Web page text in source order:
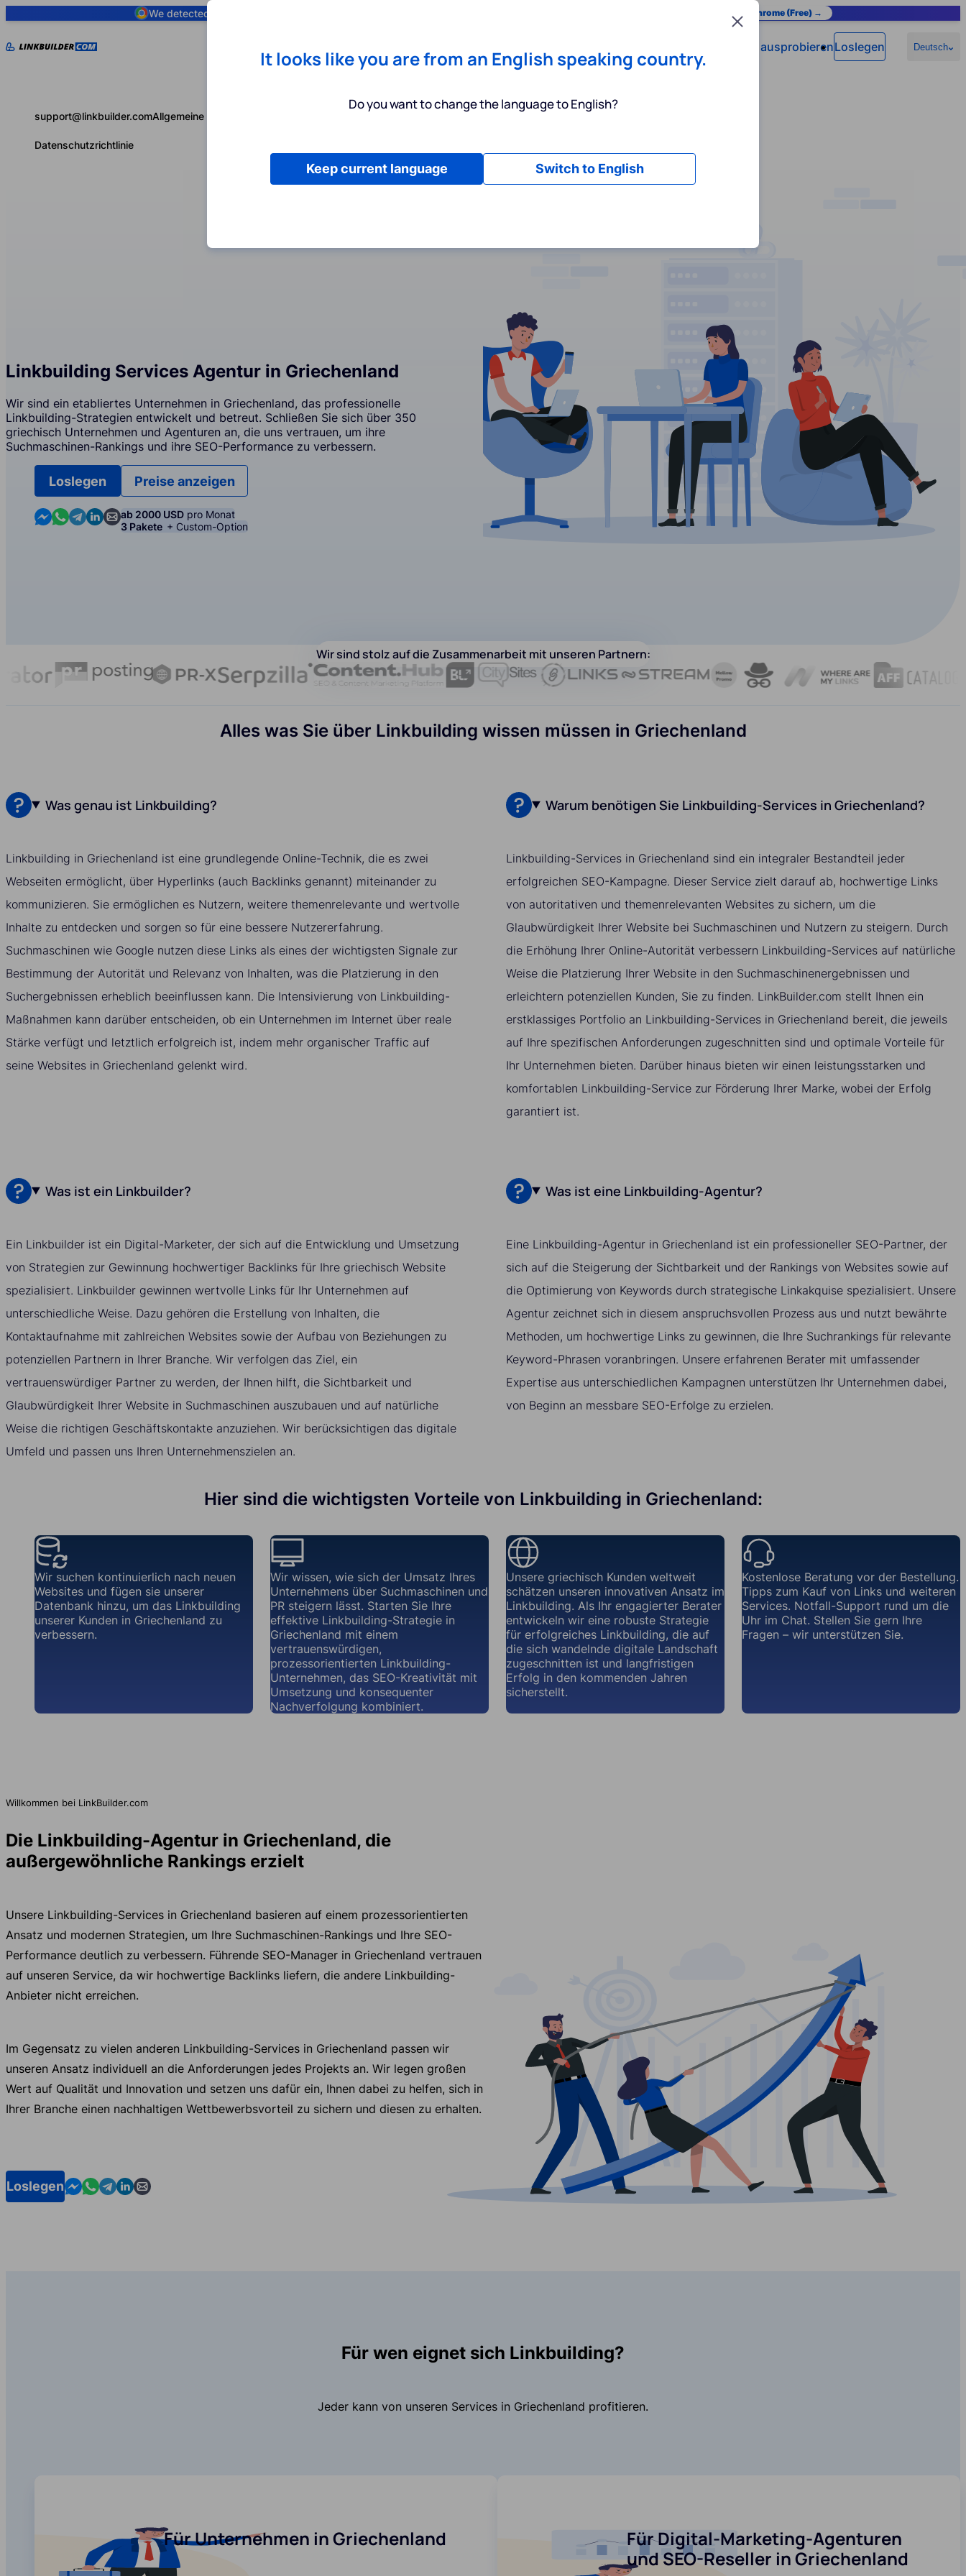
We detected you are using Add to Chrome (Free) →
Jetzt ausprobierenLoslegen Deutsch
support@linkbuilder.comAllgemeine Geschäftsbedingungen
Datenschutzrichtlinie
Linkbuilding Services Agentur in Griechenland
Wir sind ein etabliertes Unternehmen in Griechenland, das professionelle
Linkbuilding-Strategien entwickelt und betreut. Schließen Sie sich über 350
griechisch Unternehmen und Agenturen an, die uns vertrauen, um ihre
Suchmaschinen-Rankings und ihre SEO-Performance zu verbessern.
Loslegen
Contact us in Messenger
Contact us in WhatsApp
Contact us in Telegram
Contact us in Linkedin
Contact us by email
Preise anzeigen
ab 2000 USD pro Monat
3 Pakete + Custom-Option
Wir sind stolz auf die Zusammenarbeit mit unseren Partnern:
Alles was Sie über Linkbuilding wissen müssen in Griechenland
Was genau ist Linkbuilding?
Linkbuilding in Griechenland ist eine grundlegende Online-Technik, die es zwei
Webseiten ermöglicht, über Hyperlinks (auch Backlinks genannt) miteinander zu
kommunizieren. Sie ermöglichen es Nutzern, weitere themenrelevante und wertvolle
Inhalte zu entdecken und sorgen so für eine bessere Nutzererfahrung.
Suchmaschinen wie Google nutzen diese Links als eines der wichtigsten Signale zur
Bestimmung der Autorität und Relevanz von Inhalten, was die Platzierung in den
Suchergebnissen erheblich beeinflussen kann. Die Intensivierung von Linkbuilding-
Maßnahmen kann darüber entscheiden, ob ein Unternehmen im Internet über reale
Stärke verfügt und letztlich erfolgreich ist, indem mehr organischer Traffic auf
seine Websites in Griechenland gelenkt wird.
Warum benötigen Sie Linkbuilding-Services in Griechenland?
Linkbuilding-Services in Griechenland sind ein integraler Bestandteil jeder
erfolgreichen SEO-Kampagne. Dieser Service zielt darauf ab, hochwertige Links
von autoritativen und themenrelevanten Websites zu sichern, um die
Glaubwürdigkeit Ihrer Website bei Suchmaschinen und Nutzern zu steigern. Durch
die Erhöhung Ihrer Online-Autorität verbessern Linkbuilding-Services auf natürliche
Weise die Platzierung Ihrer Website in den Suchmaschinenergebnissen und
erleichtern potenziellen Kunden, Sie zu finden. LinkBuilder.com stellt Ihnen ein
erstklassiges Portfolio an Linkbuilding-Services in Griechenland bereit, die jeweils
auf Ihre spezifischen Anforderungen zugeschnitten sind und optimale Vorteile für
Ihr Unternehmen bieten. Darüber hinaus bieten wir einen leistungsstarken und
komfortablen Linkbuilding-Service zur Förderung Ihrer Marke, wobei der Erfolg
garantiert ist.
Was ist ein Linkbuilder?
Ein Linkbuilder ist ein Digital-Marketer, der sich auf die Entwicklung und Umsetzung
von Strategien zur Gewinnung hochwertiger Backlinks für Ihre griechisch Website
spezialisiert. Linkbuilder gewinnen wertvolle Links für Ihr Unternehmen auf
unterschiedliche Weise. Dazu gehören die Erstellung von Inhalten, die
Kontaktaufnahme mit zahlreichen Websites sowie der Aufbau von Beziehungen zu
potenziellen Partnern in Ihrer Branche. Wir verfolgen das Ziel, ein
vertrauenswürdiger Partner zu werden, der Ihnen hilft, die Sichtbarkeit und
Glaubwürdigkeit Ihrer Website in Suchmaschinen auszubauen und auf natürliche
Weise die richtigen Geschäftskontakte anzuziehen. Wir berücksichtigen das digitale
Umfeld und passen uns Ihren Unternehmenszielen an.
Was ist eine Linkbuilding-Agentur?
Eine Linkbuilding-Agentur in Griechenland ist ein professioneller SEO-Partner, der
sich auf die Steigerung der Sichtbarkeit und der Rankings von Websites sowie auf
die Optimierung von Keywords durch strategische Linkakquise spezialisiert. Unsere
Agentur zeichnet sich in diesem anspruchsvollen Prozess aus und nutzt bewährte
Methoden, um hochwertige Links zu gewinnen, die Ihre Suchrankings für relevante
Keyword-Phrasen voranbringen. Unsere erfahrenen Berater mit umfassender
Expertise aus unterschiedlichen Kampagnen unterstützen Ihr Unternehmen dabei,
von Beginn an messbare SEO-Erfolge zu erzielen.
Hier sind die wichtigsten Vorteile von Linkbuilding in Griechenland:
Wir suchen kontinuierlich nach neuen
Websites und fügen sie unserer
Datenbank hinzu, um das Linkbuilding
unserer Kunden in Griechenland zu
verbessern.
Wir wissen, wie sich der Umsatz Ihres
Unternehmens über Suchmaschinen und
PR steigern lässt. Starten Sie Ihre
effektive Linkbuilding-Strategie in
Griechenland mit einem
vertrauenswürdigen,
prozessorientierten Linkbuilding-
Unternehmen, das SEO-Kreativität mit
Umsetzung und konsequenter
Nachverfolgung kombiniert.
Unsere griechisch Kunden weltweit
schätzen unseren innovativen Ansatz im
Linkbuilding. Als Ihr engagierter Berater
entwickeln wir eine robuste Strategie
für erfolgreiches Linkbuilding, die auf
die sich wandelnde digitale Landschaft
zugeschnitten ist und langfristigen
Erfolg in den kommenden Jahren
sicherstellt.
Kostenlose Beratung vor der Bestellung.
Tipps zum Kauf von Links und weiteren
Services. Notfall-Support rund um die
Uhr im Chat. Stellen Sie gern Ihre
Fragen – wir unterstützen Sie.
Willkommen bei LinkBuilder.com
Die Linkbuilding-Agentur in Griechenland, die
außergewöhnliche Rankings erzielt
Unsere Linkbuilding-Services in Griechenland basieren auf einem prozessorientierten
Ansatz und modernen Strategien, um Ihre Suchmaschinen-Rankings und Ihre SEO-
Performance deutlich zu verbessern. Führende SEO-Manager in Griechenland vertrauen
auf unseren Service, da wir hochwertige Backlinks liefern, die andere Linkbuilding-
Anbieter nicht erreichen.
Im Gegensatz zu vielen anderen Linkbuilding-Services in Griechenland passen wir
unseren Ansatz individuell an die Anforderungen jedes Projekts an. Wir legen großen
Wert auf Qualität und Innovation und setzen uns dafür ein, Ihnen dabei zu helfen, sich in
Ihrer Branche einen nachhaltigen Wettbewerbsvorteil zu sichern und diesen zu erhalten.
LoslegenContact us in Messenger
Contact us in WhatsApp
Contact us in Telegram
Contact us in Linkedin
Contact us by email
Für wen eignet sich Linkbuilding?
Jeder kann von unseren Services in Griechenland profitieren.
Für Unternehmen in Griechenland
Für Digital-Marketing-Agenturen
und SEO-Reseller in Griechenland
Close
It looks like you are from an English speaking country.
Do you want to change the language to English?
Switch to English
Keep current language